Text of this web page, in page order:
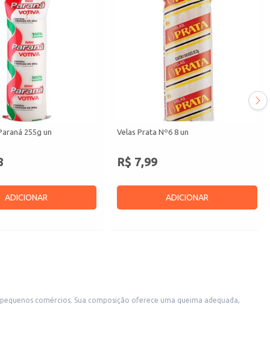
255g un
ADICIONAR
Velas Prata Nº6 8 un
R$ 7,99
ADICIONAR
comércios. Sua composição oferece uma queima adequada,